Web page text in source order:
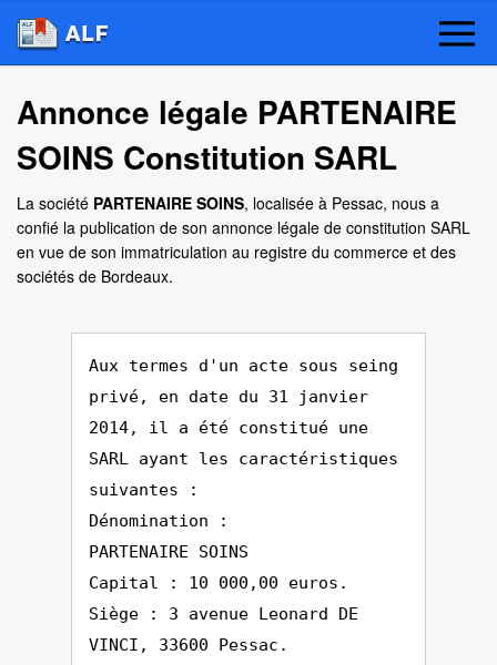
Annonce légale PARTENAIRE
SOINS Constitution SARL
La société PARTENAIRE SOINS, localisée à Pessac, nous a
confié la publication de son annonce légale de constitution SARL
en vue de son immatriculation au registre du commerce et des
sociétés de Bordeaux.
Aux termes d'un acte sous seing
privé, en date du 31 janvier
2014, il a été constitué une
SARL ayant les caractéristiques
suivantes :
Dénomination :
PARTENAIRE SOINS
Capital : 10 000,00 euros.
Siège : 3 avenue Leonard DE
VINCI, 33600 Pessac.